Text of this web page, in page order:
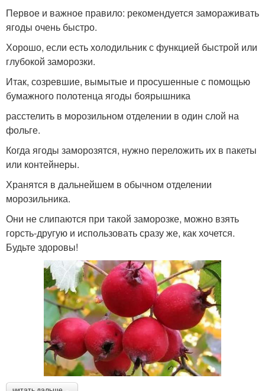
Первое и важное правило: рекомендуется замораживать
ягоды очень быстро.
Хорошо, если есть холодильник с функцией быстрой или
глубокой заморозки.
Итак, созревшие, вымытые и просушенные с помощью
бумажного полотенца ягоды боярышника
расстелить в морозильном отделении в один слой на
фольге.
Когда ягоды заморозятся, нужно переложить их в пакеты
или контейнеры.
Хранятся в дальнейшем в обычном отделении
морозильника.
Они не слипаются при такой заморозке, можно взять
горсть-другую и использовать сразу же, как хочется.
Будьте здоровы!